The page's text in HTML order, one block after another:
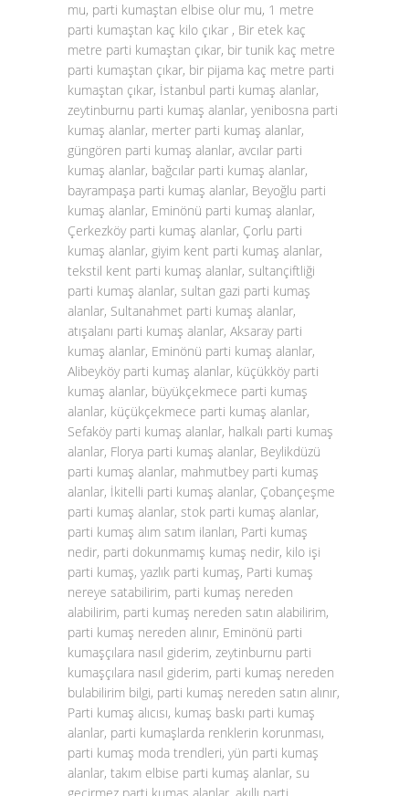
mu, parti kumaştan elbise olur mu, 1 metre
parti kumaştan kaç kilo çıkar , Bir etek kaç
metre parti kumaştan çıkar, bir tunik kaç metre
parti kumaştan çıkar, bir pijama kaç metre parti
kumaştan çıkar, İstanbul parti kumaş alanlar,
zeytinburnu parti kumaş alanlar, yenibosna parti
kumaş alanlar, merter parti kumaş alanlar,
güngören parti kumaş alanlar, avcılar parti
kumaş alanlar, bağcılar parti kumaş alanlar,
bayrampaşa parti kumaş alanlar, Beyoğlu parti
kumaş alanlar, Eminönü parti kumaş alanlar,
Çerkezköy parti kumaş alanlar, Çorlu parti
kumaş alanlar, giyim kent parti kumaş alanlar,
tekstil kent parti kumaş alanlar, sultançiftliği
parti kumaş alanlar, sultan gazi parti kumaş
alanlar, Sultanahmet parti kumaş alanlar,
atışalanı parti kumaş alanlar, Aksaray parti
kumaş alanlar, Eminönü parti kumaş alanlar,
Alibeyköy parti kumaş alanlar, küçükköy parti
kumaş alanlar, büyükçekmece parti kumaş
alanlar, küçükçekmece parti kumaş alanlar,
Sefaköy parti kumaş alanlar, halkalı parti kumaş
alanlar, Florya parti kumaş alanlar, Beylikdüzü
parti kumaş alanlar, mahmutbey parti kumaş
alanlar, İkitelli parti kumaş alanlar, Çobançeşme
parti kumaş alanlar, stok parti kumaş alanlar,
parti kumaş alım satım ilanları, Parti kumaş
nedir, parti dokunmamış kumaş nedir, kilo işi
parti kumaş, yazlık parti kumaş, Parti kumaş
nereye satabilirim, parti kumaş nereden
alabilirim, parti kumaş nereden satın alabilirim,
parti kumaş nereden alınır, Eminönü parti
kumaşçılara nasıl giderim, zeytinburnu parti
kumaşçılara nasıl giderim, parti kumaş nereden
bulabilirim bilgi, parti kumaş nereden satın alınır,
Parti kumaş alıcısı, kumaş baskı parti kumaş
alanlar, parti kumaşlarda renklerin korunması,
parti kumaş moda trendleri, yün parti kumaş
alanlar, takım elbise parti kumaş alanlar, su